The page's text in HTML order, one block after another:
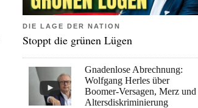
DIE LAGE DER NATION
Stoppt die grünen Lügen
Gnadenlose Abrechnung:
Wolfgang Herles über
Boomer-Versagen, Merz und
Altersdiskriminierung